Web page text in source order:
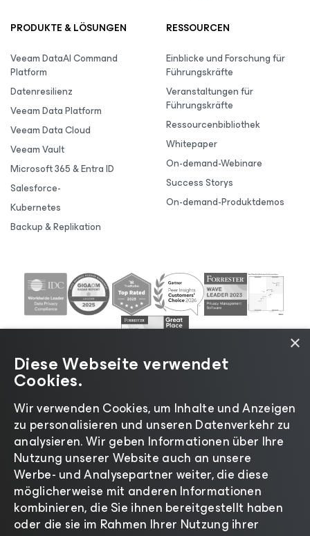
PRODUKTE & LÖSUNGEN
Veeam DataAI Command
Platform
Datenresilienz
Veeam Data Platform
Veeam Data Cloud
Veeam Vault
Microsoft 365 & Entra ID
Salesforce-
Kubernetes
Backup & Replikation
RESSOURCEN
Einblicke und Forschung für
Führungskräfte
Veranstaltungen für
Führungskräfte
Ressourcenbibliothek
Whitepaper
On-demand-Webinare
Success Storys
On-demand-Produktdemos
©2026 Veeam® Software |Datenschutzrichtlinie|
Cookies|Rechtliches |Lizenzierungsrichtlinie|
Lieferanten-Ressourcen| Impressum
×
Diese Webseite verwendet
Cookies.
Wir verwenden Cookies, um Inhalte und Anzeigen
zu personalisieren und unseren Datenverkehr zu
analysieren. Wir geben Informationen über Ihre
Nutzung unserer Website auch an unsere
Werbe- und Analysepartner weiter, die diese
möglicherweise mit anderen Informationen
kombinieren, die Sie ihnen bereitgestellt haben
oder die sie im Rahmen Ihrer Nutzung ihrer